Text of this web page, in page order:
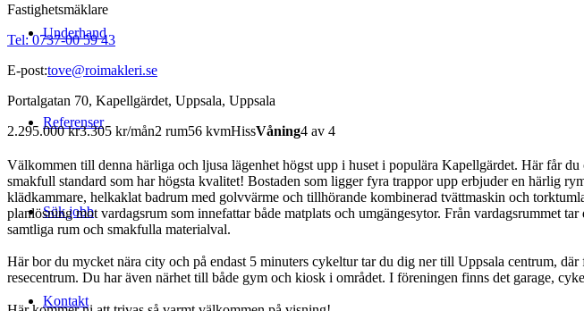
Underhand
Referenser
Sök jobb
Kontakt
Fastighetsmäklare
Tel: 0737-00 59 43
E-post:tove@roimakleri.se
Portalgatan 70, Kapellgärdet, Uppsala, Uppsala
2.295.000 kr3.305 kr/mån2 rum56 kvmHissVåning4 av 4
Välkommen till denna härliga och ljusa lägenhet högst upp i huset i populära Kapellgärdet. Här får
smakfull standard som har högsta kvalitet! Bostaden som ligger fyra trappor upp erbjuder en härlig
klädkammare, helkaklat badrum med golvvärme och tillhörande kombinerad tvättmaskin och
planlösning mot vardagsrum som innefattar både matplats och umgängesytor. Från vardagsrummet
samtliga rum och smakfulla materialval.
Här bor du mycket nära city och på endast 5 minuters cykeltur tar du dig ner till Uppsala centrum,
resecentrum. Du har även närhet till både gym och kiosk i området. I föreningen finns det garage,